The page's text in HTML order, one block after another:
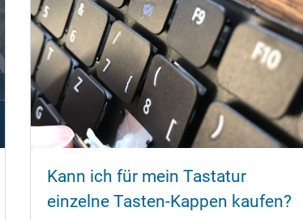
Kann ich für mein Tastatur
einzelne Tasten-Kappen kaufen?